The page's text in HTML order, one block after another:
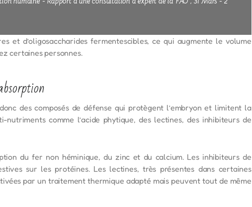
et d’oligosaccharides fermentescibles, ce qui augmente le volume
certaines personnes.
des composés de défense qui protègent l’embryon et limitent la
nutriments comme l’acide phytique, des lectines, des inhibiteurs de
du fer non héminique, du zinc et du calcium. Les inhibiteurs de
sur les protéines. Les lectines, très présentes dans certaines
par un traitement thermique adapté mais peuvent tout de même